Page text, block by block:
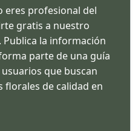
eres profesional del
gratis a nuestro
la información
parte de una guía
que buscan
florales de calidad en